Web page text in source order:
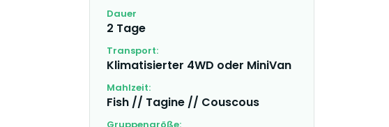
Dauer
2 Tage
Transport:
Klimatisierter 4WD oder MiniVan
Mahlzeit:
Fish // Tagine // Couscous